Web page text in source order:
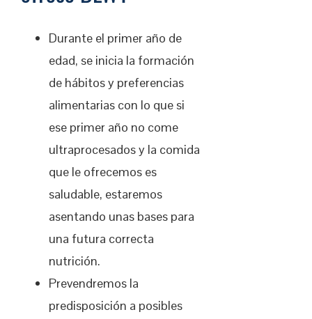
Durante el primer año de
edad, se inicia la formación
de hábitos y preferencias
alimentarias con lo que si
ese primer año no come
ultraprocesados y la comida
que le ofrecemos es
saludable, estaremos
asentando unas bases para
una futura correcta
nutrición.
Prevendremos la
predisposición a posibles